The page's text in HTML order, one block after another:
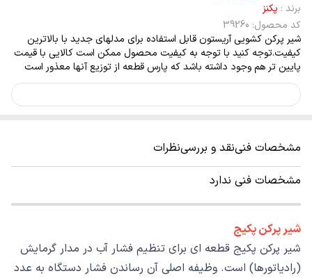
برند : پکنز
کد محصول:
39260
شیر پرکن کشویی آریستون قابل استفاده برای مدلهای جدید با بالاترین
کیفیت.توجه کنید با توجه به کیفیت محصول ممکن است کالایی با قیمت
پایین تر هم وجود داشته باشد که پارس قطعه از توزیع آنها معذور است
مشخصات فنینقد و بررسینظرات
مشخصات فنی ندارد
شیر پرکن پکیج
شیر پرکن پکیج قطعه‌ ای برای تنظیم فشار آب در مدار گرمایش
(رادیاتورها) است. وظیفه اصلی آن رساندن فشار دستگاه به عدد